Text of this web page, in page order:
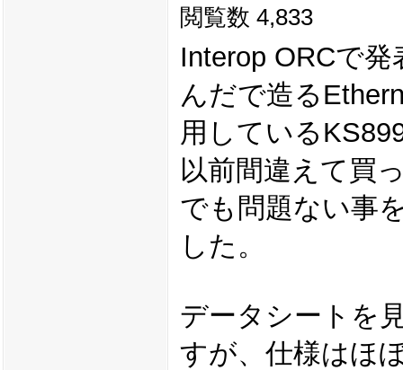
閲覧数 4,833
Interop ORCで
んだで造る
用している
以前間違えて買
でも問題ない事
した。
データシートを
すが、仕様はほ